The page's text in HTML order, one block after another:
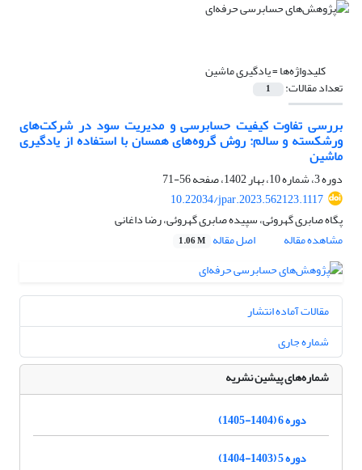
کلیدواژه‌ها =یادگیری ماشین
تعداد مقالات: 1
بررسی تفاوت کیفیت حسابرسی و مدیریت سود در شرکت‌های
ورشکسته و سالم: روش گروه‌های همسان با استفاده از یادگیری
ماشین
دوره 3، شماره 10، بهار 1402، صفحه
56-71
10.22034/jpar.2023.562123.1117
پگاه صابری گهروئی، سپیده صابری گهروئی، رضا داغانی
مشاهده مقاله
اصل مقاله 1.06 M
مقالات آماده انتشار
شماره جاری
شماره‌های پیشین نشریه
دوره 6 (1404-1405)
دوره 5 (1403-1404)